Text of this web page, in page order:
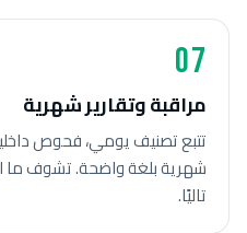
07
مراقبة وتقارير شهرية
تتبع تصنيف يومي، فحوص
شهرية بلغة واضحة. تشوف ما
تاليًا.